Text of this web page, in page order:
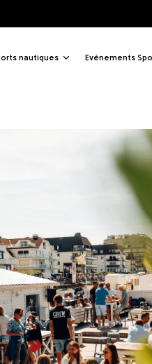
nautiques Evénements